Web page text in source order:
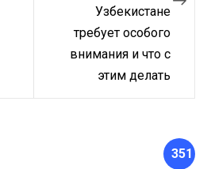
Узбекистане
требует особого
внимания и что с
этим делать
351